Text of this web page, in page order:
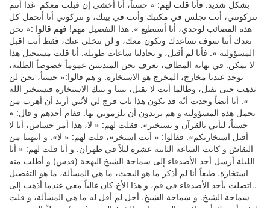
بشكل شديد. فأنا قلت لهم: « حسناً، أنا أخشى إن قبلت معكم غدا أنتم
تتركونني، أنت تجلس في مكتبك وأنت في بيتك، و تتركوني أنا أتحمل كل
هذه المصائب لوحدي، أنا أستطيع ». هذا التفصيل مهم! فهم قالوا :« نحن
نعدك أننا سوف نساعدك ونكون معك، و لن نتخلى عنك، فقط أنت اقبل
المسؤولية ». فأنا لم أقبل، و تجادلنا ساعات طويلة. أنا قلت مستحيل هذا
لا يمكن. في نهاية المطاف، تعرف نحن المتدينين عموماً خصوصاً الطلبة،
يوجد عندنا مخارج، المخرج هو الاستخارة. و هم قالوا:« حسناٌ، نحن لن
نذهب حتى تقبل، وطالما أنت لا تقبل، بيننا و بينك الاستخارة فنستخير الله
». أنا أيضاً وجدت أنّه قد يكون هذا باب فرج لي لأنّني أريد أن أهرب من
تحمل هذه المسؤولية و هم يريدون أن يلزموني بها. فقام أحدهم و قال: «
حسناٌ، لنأتي بالقرآن و نستخير». فقلت لهم: « لا، هذا أمر حساس، أنا لا
أقبل استخارتكم». فقالوا: « أنت استخر»، قلت لهم: « لا». و انتهينا من
النقاش و كانت الساعة الثانية عشرة ليلاً في طهران. و أنا قلت لهم: « أنا
الليلة أرسل أحد الأصدقاء إلى سماحة الشيخ البهجة (قدس) و أطلب منه
استخارة. طبعاً أنا لم أذكر ما هو البحث، ما هي المسألة، ما هو التفصيل
..اتصلت بأحد الأصدقاء في قم، و هذا الأخ كان غالباً معي عندما أذهب إلى
سماحة الشيخ. و سماحة الشيخ. أجل لم أقل له ما هي المسألة، و قلت